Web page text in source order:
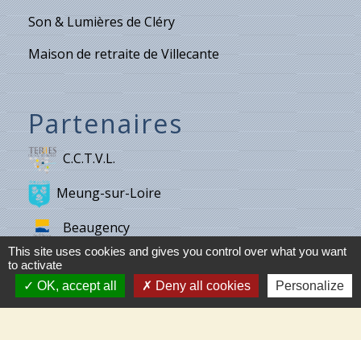
Son & Lumières de Cléry
Maison de retraite de Villecante
Partenaires
C.C.T.V.L.
Meung-sur-Loire
Beaugency
Cléry-St-André
Mareau-aux-Prés
This site uses cookies and gives you control over what you want
to activate
OK, accept all
Deny all cookies Personalize